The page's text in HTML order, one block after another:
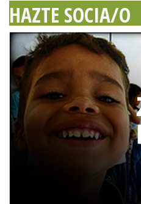
HAZTE SOCIA/O